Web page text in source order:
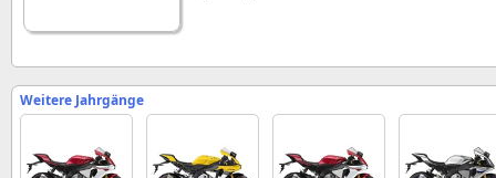
Weitere Jahrgänge